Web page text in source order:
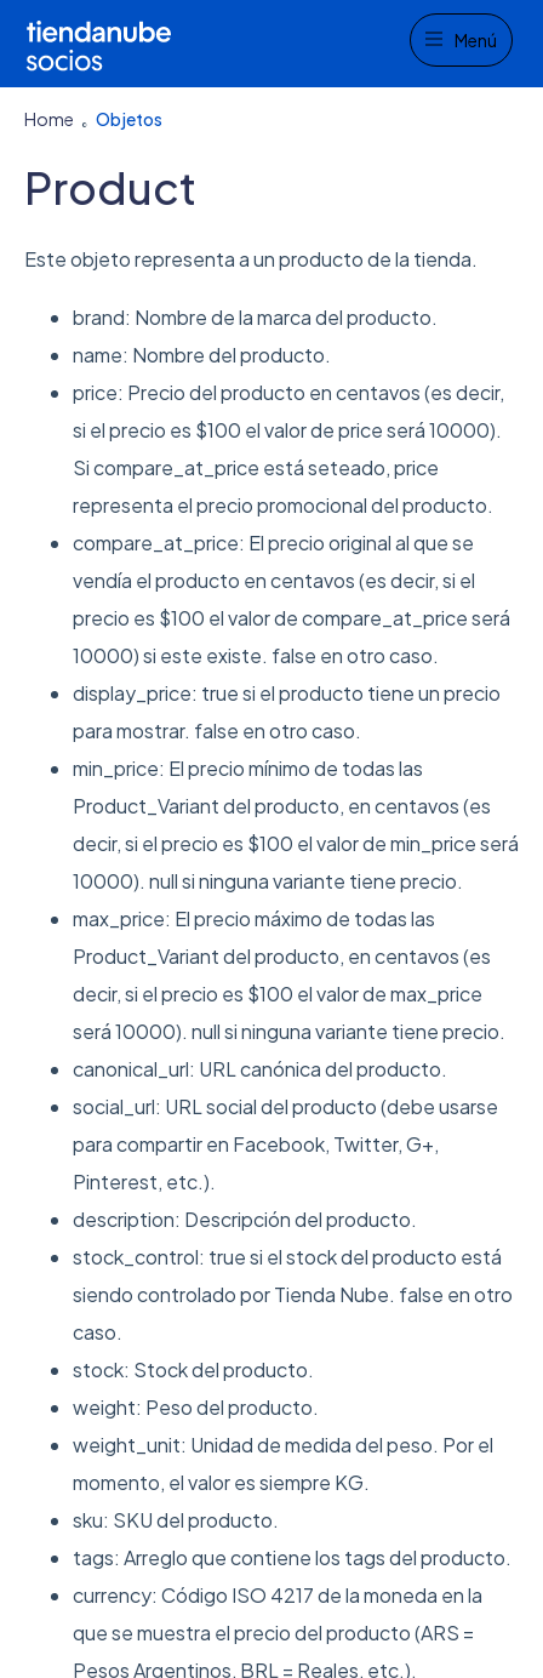
Menu
Menú
Home Objetos
Product
Este objeto representa a un producto de la tienda.
brand: Nombre de la marca del producto.
name: Nombre del producto.
price: Precio del producto en centavos (es decir,
si el precio es $100 el valor de price será 10000).
Si compare_at_price está seteado, price
representa el precio promocional del producto.
compare_at_price: El precio original al que se
vendía el producto en centavos (es decir, si el
precio es $100 el valor de compare_at_price será
10000) si este existe. false en otro caso.
display_price: true si el producto tiene un precio
para mostrar. false en otro caso.
min_price: El precio mínimo de todas las
Product_Variant del producto, en centavos (es
decir, si el precio es $100 el valor de min_price será
10000). null si ninguna variante tiene precio.
max_price: El precio máximo de todas las
Product_Variant del producto, en centavos (es
decir, si el precio es $100 el valor de max_price
será 10000). null si ninguna variante tiene precio.
canonical_url: URL canónica del producto.
social_url: URL social del producto (debe usarse
para compartir en Facebook, Twitter, G+,
Pinterest, etc.).
description: Descripción del producto.
stock_control: true si el stock del producto está
siendo controlado por Tienda Nube. false en otro
caso.
stock: Stock del producto.
weight: Peso del producto.
weight_unit: Unidad de medida del peso. Por el
momento, el valor es siempre KG.
sku: SKU del producto.
tags: Arreglo que contiene los tags del producto.
currency: Código ISO 4217 de la moneda en la
que se muestra el precio del producto (ARS =
Pesos Argentinos, BRL = Reales, etc.).